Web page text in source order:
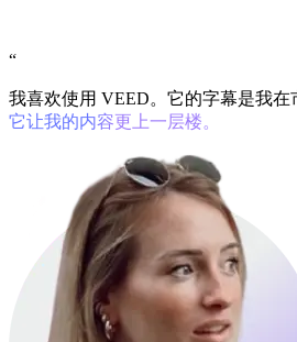
“
我喜欢使用 VEED。它的字幕是我在
它让我的内容更上一层楼。